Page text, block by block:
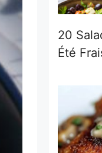
20
Été